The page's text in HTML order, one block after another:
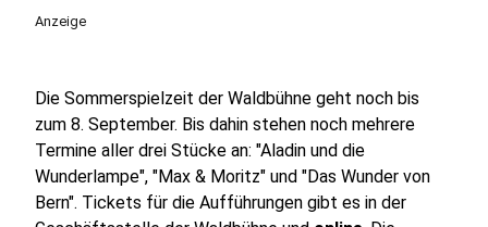
Anzeige
Die Sommerspielzeit der Waldbühne geht noch bis
zum 8. September. Bis dahin stehen noch mehrere
Termine aller drei Stücke an: "Aladin und die
Wunderlampe", "Max & Moritz" und "Das Wunder von
Bern". Tickets für die Aufführungen gibt es in der